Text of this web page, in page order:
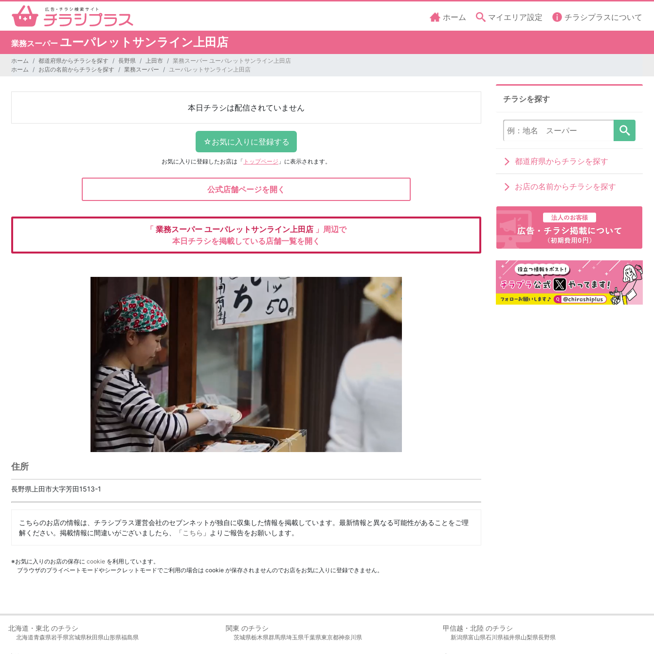
ホーム マイエリア設定 チラシプラスについて
業務スーパー ユーパレットサンライン上田店
ホーム 都道府県からチラシを探す 長野県 上田市
業務スーパー ユーパレットサンライン上田店
ホーム
お店の名前からチラシを探す 業務スーパー ユーパレットサンライン上田店
本日チラシは配信されていません
お気に入りに登録したお店は 「 トップページ 」に表示されます。
公式店舗ページを開く
「 業務スーパー ユーパレットサンライン上田店 」周辺で
本日チラシを掲載している店舗一覧を開く
住所
長野県上田市大字芳田1513-1
こちらのお店の情報は、チラシプラス運営会社のセブンネットが独自に収集した情報を掲載しています。最新情報と異なる可能性があることをご理
解ください。掲載情報に間違いがございましたら、「こちら 」よりご報告をお願いします。
※お気に入りのお店の保存に cookie を利用しています。
ブラウザのプライベートモードやシークレットモードでご利用の場合は cookie が保存されませんのでお店をお気に入りに登録できません。
チラシを探す
都道府県からチラシを探す
お店の名前からチラシを探す
北海道・東北 のチラシ
北海道青森県岩手県宮城県秋田県山形県福島県
関東 のチラシ
茨城県栃木県群馬県埼玉県千葉県東京都神奈川県
甲信越・北陸 のチラシ
新潟県富山県石川県福井県山梨県長野県